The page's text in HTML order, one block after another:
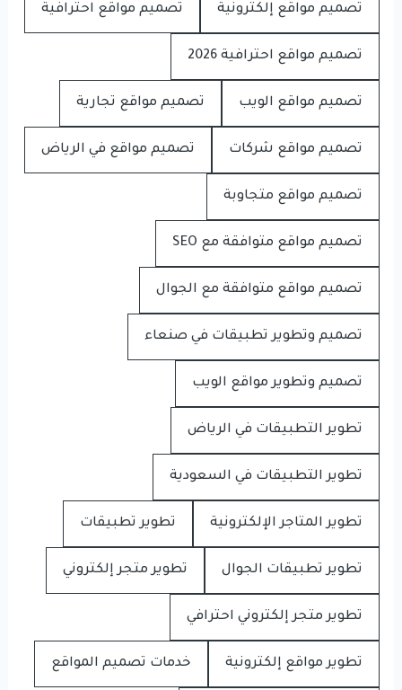
تصميم مواقع إلكترونية تصميم مواقع احترافية
تصميم مواقع احترافية 2026
تصميم مواقع الويب تصميم مواقع تجارية
تصميم مواقع شركات تصميم مواقع في الرياض
تصميم مواقع متجاوبة
تصميم مواقع متوافقة مع SEO
تصميم مواقع متوافقة مع الجوال
تصميم وتطوير تطبيقات في صنعاء
تصميم وتطوير مواقع الويب
تطوير التطبيقات في الرياض
تطوير التطبيقات في السعودية
تطوير المتاجر الإلكترونية تطوير تطبيقات
تطوير تطبيقات الجوال تطوير متجر إلكتروني
تطوير متجر إلكتروني احترافي
تطوير مواقع إلكترونية خدمات تصميم المواقع